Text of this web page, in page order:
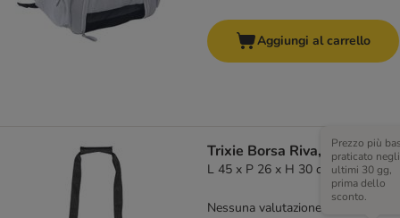
Aggiungi al carrello
Trixie Borsa Riva, nera
L 45 x P 26 x H 30 cm
Prezzo più
praticato negli
ultimi 30 gg,
prima dello
sconto.
Nessuna valutazione